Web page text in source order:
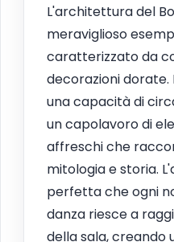
L'architettura del
meraviglioso
caratterizzato da
decorazioni dorate.
una capacità di
un capolavoro di
affreschi che
mitologia e storia.
perfetta che ogni
danza riesce a
della sala, creando